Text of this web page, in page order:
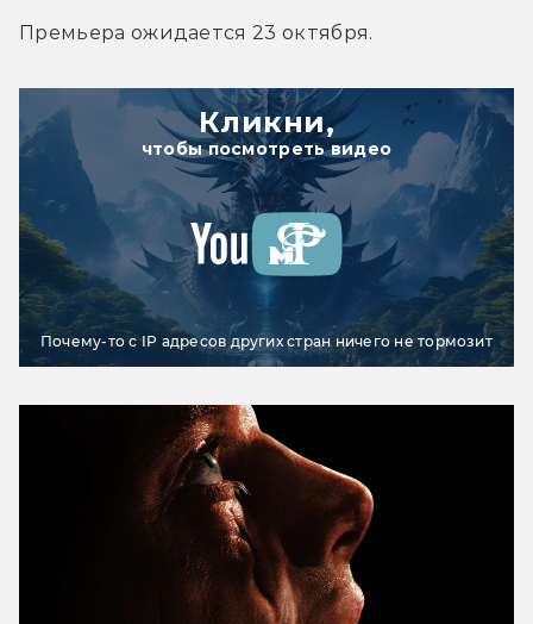
Премьера ожидается 23 октября.
Кликни,
чтобы посмотреть видео
Почему-то с IP адресов других стран ничего не тормозит